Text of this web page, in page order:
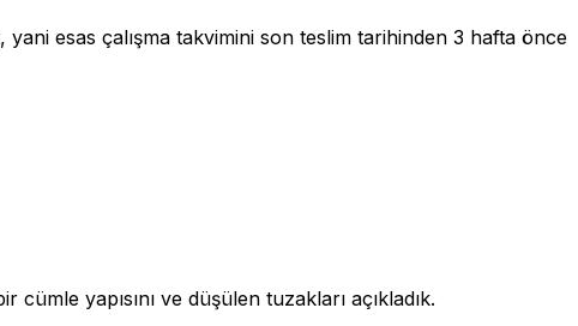
esas çalışma takvimini son teslim tarihinden 3 hafta önce
yapısını ve düşülen tuzakları açıkladık.